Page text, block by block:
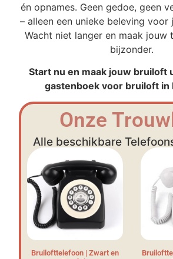
én opnames. Geen gedoe, geen
– alleen een unieke beleving voor
Wacht niet langer en maak jouw
bijzonder.
Start nu en maak jouw bruiloft
gastenboek voor bruiloft in
Onze
Alle beschikbare
Bruilofttelefoon | Zwart en